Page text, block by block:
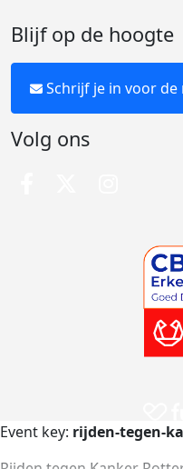
Blijf op de hoogte
Schrijf je in voor
Volg ons
Event key: rijden-tegen-